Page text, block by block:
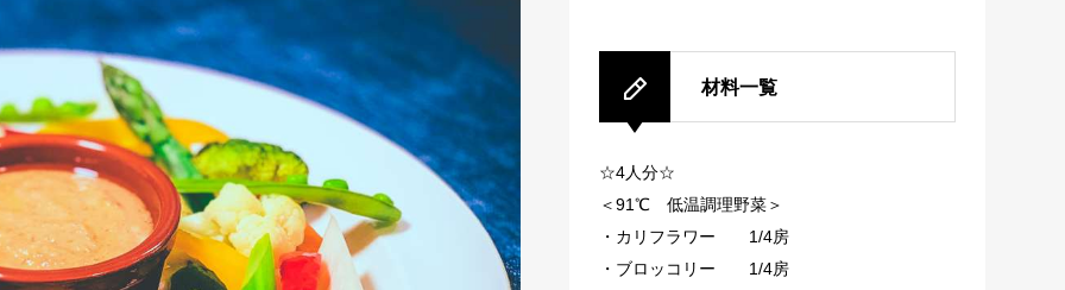
材料一覧
☆4人分☆
＜91℃ 低温調理野菜＞
・カリフラワー 1/4房
・ブロッコリー 1/4房